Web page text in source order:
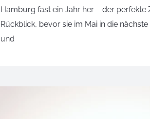
Hamburg fast ein Jahr her – der perfekte
Rückblick, bevor sie im Mai in die nächste
und